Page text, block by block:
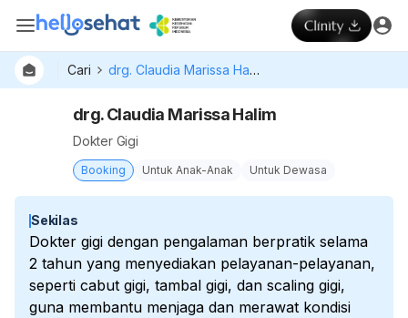
Cari drg. Claudia Marissa Halim
drg. Claudia Marissa Halim
Dokter Gigi
Booking Untuk Anak-Anak Untuk Dewasa
Sekilas
Dokter gigi dengan pengalaman berpratik selama
2 tahun yang menyediakan pelayanan-pelayanan,
seperti cabut gigi, tambal gigi, dan scaling gigi,
guna membantu menjaga dan merawat kondisi